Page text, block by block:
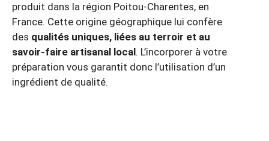
produit dans la région Poitou-Charentes, en
France. Cette origine géographique lui confère
des qualités uniques, liées au terroir et au
savoir-faire artisanal local. L’incorporer à votre
préparation vous garantit donc l’utilisation d’un
ingrédient de qualité.